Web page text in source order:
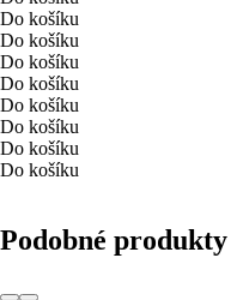
Do košíku
Do košíku
Do košíku
Do košíku
Do košíku
Do košíku
Do košíku
Do košíku
Podobné produkty